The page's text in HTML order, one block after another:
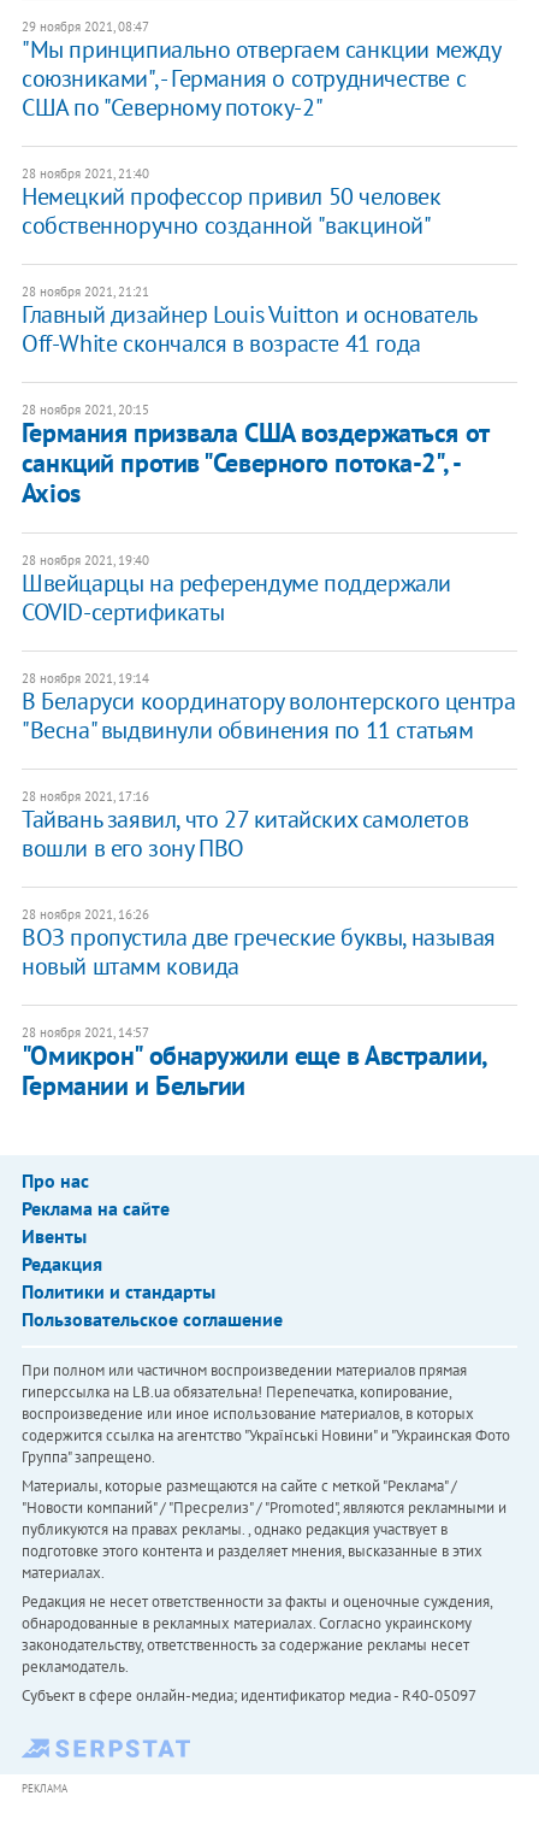
29 ноября 2021, 08:47
"Мы принципиально отвергаем санкции между
союзниками", - Германия о сотрудничестве с
США по "Северному потоку-2"
28 ноября 2021, 21:40
Немецкий профессор привил 50 человек
собственноручно созданной "вакциной"
28 ноября 2021, 21:21
Главный дизайнер Louis Vuitton и основатель
Off-White скончался в возрасте 41 года
28 ноября 2021, 20:15
Германия призвала США воздержаться от
санкций против "Северного потока-2", -
Axios
28 ноября 2021, 19:40
Швейцарцы на референдуме поддержали
COVID-сертификаты
28 ноября 2021, 19:14
В Беларуси координатору волонтерского центра
"Весна" выдвинули обвинения по 11 статьям
28 ноября 2021, 17:16
Тайвань заявил, что 27 китайских самолетов
вошли в его зону ПВО
28 ноября 2021, 16:26
ВОЗ пропустила две греческие буквы, называя
новый штамм ковида
28 ноября 2021, 14:57
"Омикрон" обнаружили еще в Австралии,
Германии и Бельгии
Про нас
Реклама на сайте
Ивенты
Редакция
Политики и стандарты
Пользовательское соглашение
При полном или частичном воспроизведении материалов прямая
гиперссылка на LB.ua обязательна! Перепечатка, копирование,
воспроизведение или иное использование материалов, в которых
содержится ссылка на агентство "Українськi Новини" и "Украинская Фото
Группа" запрещено.
Материалы, которые размещаются на сайте с меткой "Реклама" /
"Новости компаний" / "Пресрелиз" / "Promoted", являются рекламными и
публикуются на правах рекламы. , однако редакция участвует в
подготовке этого контента и разделяет мнения, высказанные в этих
материалах.
Редакция не несет ответственности за факты и оценочные суждения,
обнародованные в рекламных материалах. Согласно украинскому
законодательству, ответственность за содержание рекламы несет
рекламодатель.
Субъект в сфере онлайн-медиа; идентификатор медиа - R40-05097
РЕКЛАМА